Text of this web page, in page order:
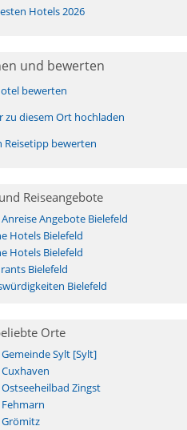
Hotels 2026
und bewerten
bewerten
zu diesem Ort hochladen
Reisetipp bewerten
Reiseangebote
Anreise Angebote Bielefeld
Hotels Bielefeld
Hotels Bielefeld
Bielefeld
Bielefeld
Orte
Sylt [Sylt]
Zingst